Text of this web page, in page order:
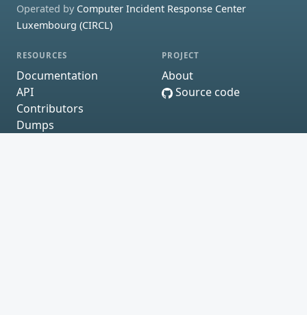
Operated by Computer Incident Response Center
Luxembourg (CIRCL)
RESOURCES
Documentation
API
Contributors
Dumps
PROJECT
About
Source code